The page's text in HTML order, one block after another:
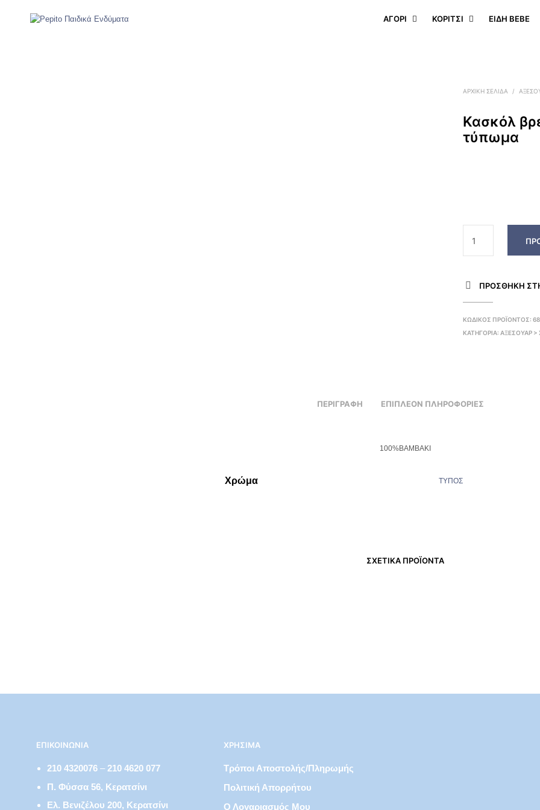
ΑΓΟΡΙ ΚΟΡΙΤΣΙ ΕΊΔΗ BEBE
ΑΡΧΙΚΉ ΣΕΛΊΔΑ /
Κασκόλ
τύπωμα
ΠΡΌΣΘΉΚΗ
ΚΩΔΙΚΌΣ ΠΡΟΪΌΝΤΟΣ:
ΚΑΤΗΓΟΡΊΑ: ΑΞΕΣΟΥΑΡ >
ΠΕΡΙΓΡΑΦΉ ΕΠΙΠΛΈΟΝ ΠΛΗΡΟΦΟΡΊΕΣ
100%ΒΑΜΒΑΚΙ
Χρώμα ΤΥΠΟΣ
ΣΧΕΤΙΚΆ ΠΡΟΪΌΝΤΑ
ΕΠΙΚΟΙΝΩΝΊΑ
210 4320076– 210 4620 077
Π. Φύσσα 56, Κερατσίνι
Ελ. Βενιζέλου 200, Κερατσίνι
ΧΡΉΣΙΜΑ
Τρόποι Αποστολής/πληρωμής
Πολιτική Απορρήτου
Ο Λογαριασμός Μου